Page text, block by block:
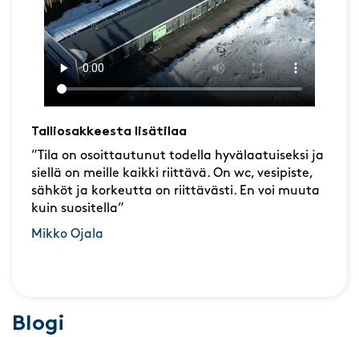
Talliosakkeesta lisätilaa
”Tila on osoittautunut todella hyvälaatuiseksi ja
siellä on meille kaikki riittävä. On wc, vesipiste,
sähköt ja korkeutta on riittävästi. En voi muuta
kuin suositella”
Mikko Ojala
Blogi